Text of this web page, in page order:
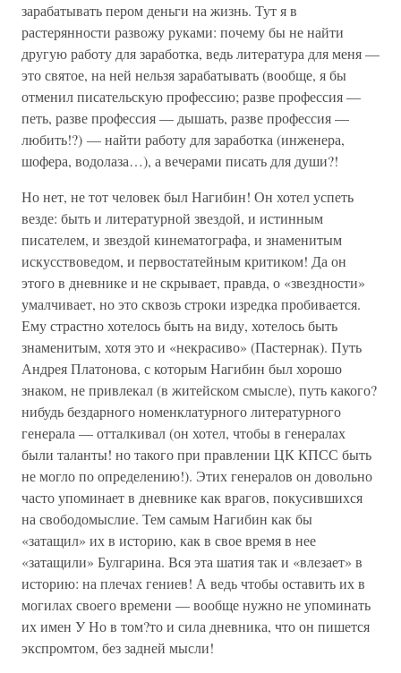
зарабатывать пером деньги на жизнь. Тут я в
растерянности развожу руками: почему бы не найти
другую работу для заработка, ведь литература для меня —
это святое, на ней нельзя зарабатывать (вообще, я бы
отменил писательскую профессию; разве профессия —
петь, разве профессия — дышать, разве профессия —
любить!?) — найти работу для заработка (инженера,
шофера, водолаза…), а вечерами писать для души?!
Но нет, не тот человек был Нагибин! Он хотел успеть
везде: быть и литературной звездой, и истинным
писателем, и звездой кинематографа, и знаменитым
искусствоведом, и первостатейным критиком! Да он
этого в дневнике и не скрывает, правда, о «звездности»
умалчивает, но это сквозь строки изредка пробивается.
Ему страстно хотелось быть на виду, хотелось быть
знаменитым, хотя это и «некрасиво» (Пастернак). Путь
Андрея Платонова, с которым Нагибин был хорошо
знаком, не привлекал (в житейском смысле), путь какого?
нибудь бездарного номенклатурного литературного
генерала — отталкивал (он хотел, чтобы в генералах
были таланты! но такого при правлении ЦК КПСС быть
не могло по определению!). Этих генералов он довольно
часто упоминает в дневнике как врагов, покусившихся
на свободомыслие. Тем самым Нагибин как бы
«затащил» их в историю, как в свое время в нее
«затащили» Булгарина. Вся эта шатия так и «влезает» в
историю: на плечах гениев! А ведь чтобы оставить их в
могилах своего времени — вообще нужно не упоминать
их имен У Но в том?то и сила дневника, что он пишется
экспромтом, без задней мысли!